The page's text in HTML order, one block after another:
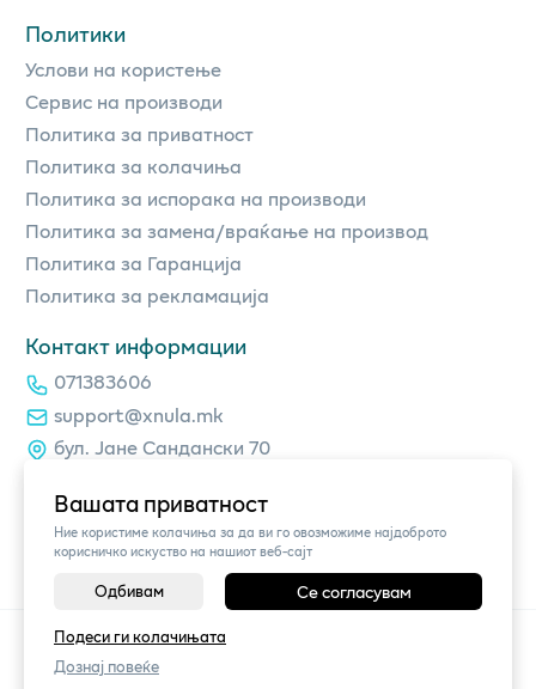
Вашата приватност
Ние користиме колачиња за да ви го овозможиме најдоброто
корисничко искуство на нашиот веб-сајт
Одбивам Се согласувам
Подеси ги колачињата
Дознај повеќе
Политики
Услови на користење
Сервис на производи
Политика за приватност
Политика за колачиња
Политика за испорака на производи
Политика за замена/враќање на производ
Политика за Гаранција
Политика за рекламација
Контакт информации
071383606
support@xnula.mk
бул. Јане Сандански 70
©2026Vendor x
Поставки за колачиња